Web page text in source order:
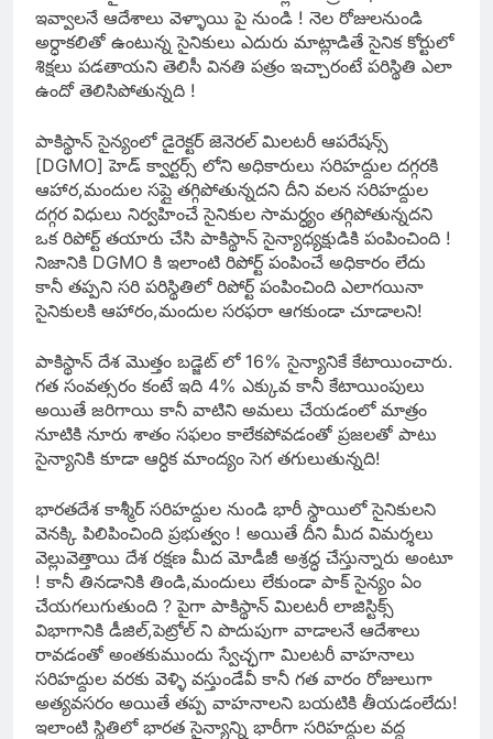
ఇవ్వాలనే ఆదేశాలు వెళ్ళాయి పై నుండి ! నెల రోజులనుండి
అర్ధాకలితో ఉంటున్న సైనికులు ఎదురు మాట్లాడితే సైనిక కోర్టులో
శిక్షలు పడతాయని తెలిసీ వినతి పత్రం ఇచ్చారంటే పరిస్థితి ఎలా
ఉందో తెలిసిపోతున్నది !
పాకిస్థాన్ సైన్యంలో డైరెక్టర్ జెనెరల్ మిలటరీ ఆపరేషన్స్
[DGMO] హెడ్ క్వార్టర్స్ లోని అధికారులు సరిహద్దుల దగ్గరకి
ఆహార,మందుల సప్లై తగ్గిపోతున్నదని దీని వలన సరిహద్దుల
దగ్గర విధులు నిర్వహించే సైనికుల సామర్ధ్యం తగ్గిపోతున్నదని
ఒక రిపోర్ట్ తయారు చేసి పాకిస్థాన్ సైన్యాధ్యక్షుడికి పంపించింది !
నిజానికి DGMO కి ఇలాంటి రిపోర్ట్ పంపించే అధికారం లేదు
కానీ తప్పని సరి పరిస్థితిలో రిపోర్ట్ పంపించింది ఎలాగయినా
సైనికులకి ఆహారం,మందుల సరఫరా ఆగకుండా చూడాలని!
పాకిస్థాన్ దేశ మొత్తం బడ్జెట్ లో 16% సైన్యానికే కేటాయించారు.
గత సంవత్సరం కంటే ఇది 4% ఎక్కువ కానీ కేటాయింపులు
అయితే జరిగాయి కానీ వాటిని అమలు చేయడంలో మాత్రం
నూటికి నూరు శాతం సఫలం కాలేకపోవడంతో ప్రజలతో పాటు
సైన్యానికి కూడా ఆర్ధిక మాంద్యం సెగ తగులుతున్నది!
భారతదేశ కాశ్మీర్ సరిహద్దుల నుండి భారీ స్థాయిలో సైనికులని
వెనక్కి పిలిపించింది ప్రభుత్వం ! అయితే దీని మీద విమర్శలు
వెల్లువెత్తాయి దేశ రక్షణ మీద మోడీజీ అశ్రద్ధ చేస్తున్నారు అంటూ
! కానీ తినడానికి తిండి,మందులు లేకుండా పాక్ సైన్యం ఏం
చేయగలుగుతుంది ? పైగా పాకిస్థాన్ మిలటరీ లాజిస్టిక్స్
విభాగానికి డీజిల్,పెట్రోల్ ని పొదుపుగా వాడాలనే ఆదేశాలు
రావడంతో అంతకుముందు స్వేచ్ఛగా మిలటరీ వాహనాలు
సరిహద్దుల వరకు వెళ్ళి వస్తుండేవీ కానీ గత వారం రోజులుగా
అత్యవసరం అయితే తప్ప వాహనాలని బయటికి తీయడంలేదు!
ఇలాంటి స్థితిలో భారత సైన్యాన్ని భారీగా సరిహద్దుల వద్ద